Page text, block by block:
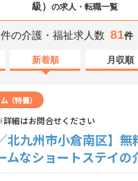
級） の求人・転職一覧
の介護・福祉求人数 81件
新着順 月収順
（特養）
細はお問合せください
北九州市小倉南区】
ムなショートステイの